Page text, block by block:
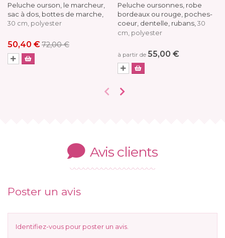
Peluche ourson, le marcheur,
sac à dos, bottes de marche,
30 cm, polyester
50,40 €72,00 €
Peluche oursonnes, robe
bordeaux ou rouge, poches-
coeur, dentelle, rubans, 30
cm, polyester
à partir de 55,00 €
Avis clients
Poster un avis
Identifiez-vous pour poster un avis.